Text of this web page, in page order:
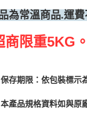
為常溫商品.運費
商限重5KG。
保存期限：依包裝標示
本產品規格資料如與原